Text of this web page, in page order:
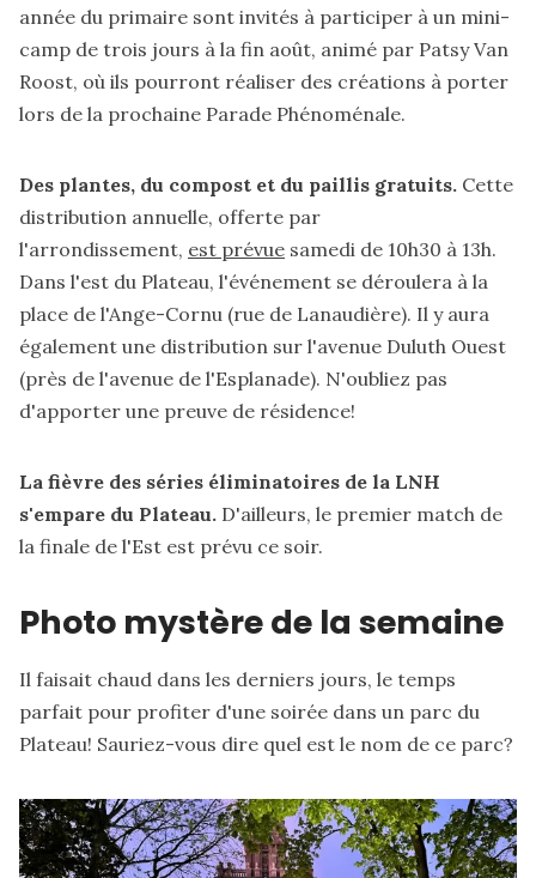
année du primaire sont invités à participer à un mini-
camp de trois jours à la fin août, animé par Patsy Van
Roost, où ils pourront réaliser des créations à porter
lors de la prochaine Parade Phénoménale.
Des plantes, du compost et du paillis gratuits. Cette
distribution annuelle, offerte par
l'arrondissement, est prévue samedi de 10h30 à 13h.
Dans l'est du Plateau, l'événement se déroulera à la
place de l'Ange-Cornu (rue de Lanaudière). Il y aura
également une distribution sur l'avenue Duluth Ouest
(près de l'avenue de l'Esplanade). N'oubliez pas
d'apporter une preuve de résidence!
La fièvre des séries éliminatoires de la LNH
s'empare du Plateau. D'ailleurs, le premier match de
la finale de l'Est est prévu ce soir.
Photo mystère de la semaine
Il faisait chaud dans les derniers jours, le temps
parfait pour profiter d'une soirée dans un parc du
Plateau! Sauriez-vous dire quel est le nom de ce parc?